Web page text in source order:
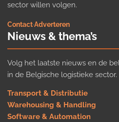
sector willen volgen.
Contact·Adverteren
Nieuws & thema’s
Volg het laatste nieuws en de
in de Belgische logistieke sector.
Transport & Distributie
Warehousing & Handling
Software & Automation